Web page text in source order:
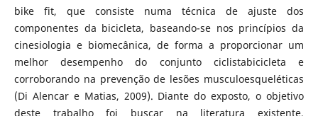
bike fit, que consiste numa técnica de ajuste dos
componentes da bicicleta, baseando-se nos princípios da
cinesiologia e biomecânica, de forma a proporcionar um
melhor desempenho do conjunto ciclistabicicleta e
corroborando na prevenção de lesões musculoesqueléticas
(Di Alencar e Matias, 2009). Diante do exposto, o objetivo
deste trabalho foi buscar na literatura existente,